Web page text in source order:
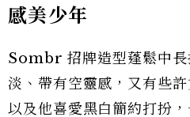
感美少年
Sombr 招牌造型蓬鬆中長
淡、帶有空靈感，又有些
以及他喜愛黑白簡約打扮